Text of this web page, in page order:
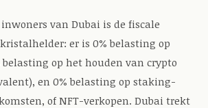
van Dubai is de fiscale
er is 0% belasting op
op het houden van crypto
en 0% belasting op staking-
of NFT-verkopen. Dubai trekt